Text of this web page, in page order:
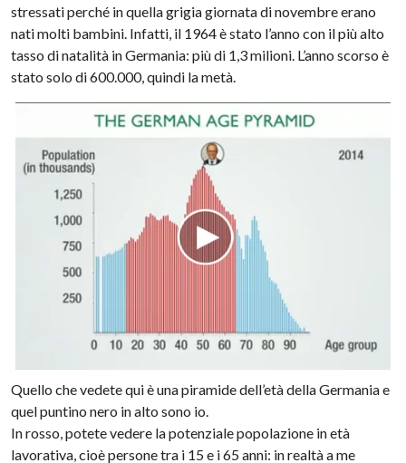
stressati perché in quella grigia giornata di novembre erano
nati molti bambini. Infatti, il 1964 è stato l’anno con il più alto
tasso di natalità in Germania: più di 1,3 milioni. L’anno scorso è
stato solo di 600.000, quindi la metà.
Quello che vedete qui è una piramide dell’età della Germania e
quel puntino nero in alto sono io.
In rosso, potete vedere la potenziale popolazione in età
lavorativa, cioè persone tra i 15 e i 65 anni: in realtà a me